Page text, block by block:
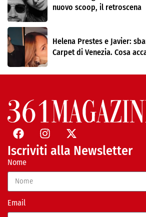
nuovo scoop, il retroscena
Helena Prestes e Javier:
Carpet di Venezia. Cosa
Iscriviti alla Newsletter
Nome
Email